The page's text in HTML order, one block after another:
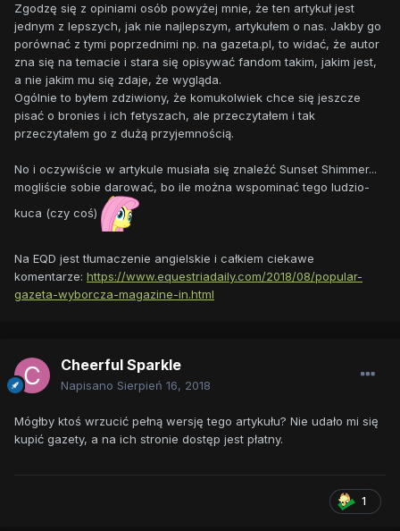
Zgodzę się z opiniami osób powyżej mnie, że ten artykuł jest
jednym z lepszych, jak nie najlepszym, artykułem o nas. Jakby go
porównać z tymi poprzednimi np. na gazeta.pl, to widać, że autor
zna się na temacie i stara się opisywać fandom takim, jakim jest,
a nie jakim mu się zdaje, że wygląda.
Ogólnie to byłem zdziwiony, że komukolwiek chce się jeszcze
pisać o bronies i ich fetyszach, ale przeczytałem i tak
przeczytałem go z dużą przyjemnością.
No i oczywiście w artykule musiała się znaleźć Sunset Shimmer...
mogliście sobie darować, bo ile można wspominać tego ludzio-
kuca (czy coś)
Na EQD jest tłumaczenie angielskie i całkiem ciekawe
komentarze: https://www.equestriadaily.com/2018/08/popular-
gazeta-wyborcza-magazine-in.html
Cheerful Sparkle
Napisano Sierpień 16, 2018
Mógłby ktoś wrzucić pełną wersję tego artykułu? Nie udało mi się
kupić gazety, a na ich stronie dostęp jest płatny.
1